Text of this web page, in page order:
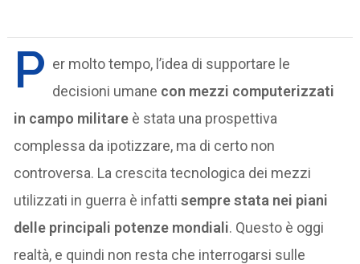
P er molto tempo, l’idea di supportare le
decisioni umane con mezzi computerizzati
in campo militare è stata una prospettiva
complessa da ipotizzare, ma di certo non
controversa. La crescita tecnologica dei mezzi
utilizzati in guerra è infattisempre stata nei piani
delle principali potenze mondiali. Questo è oggi
realtà, e quindi non resta che interrogarsi sulle